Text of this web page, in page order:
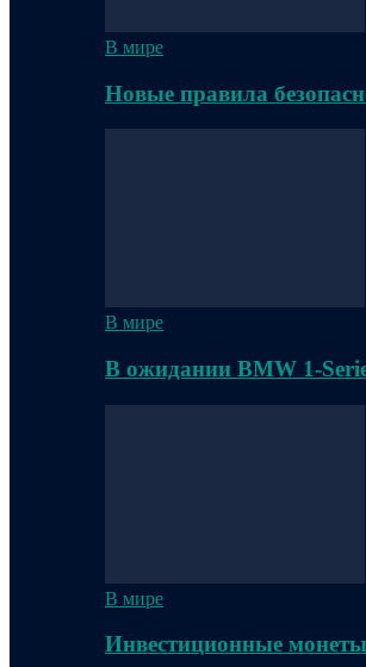
В мире
Новые правила
В мире
В ожидании BMW 1-
В мире
Инвестиционные